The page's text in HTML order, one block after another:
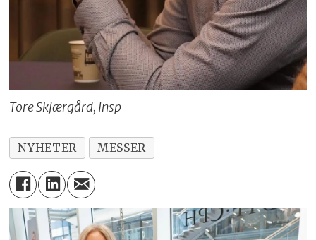
Tore Skjærgård, Insp
NYHETER MESSER